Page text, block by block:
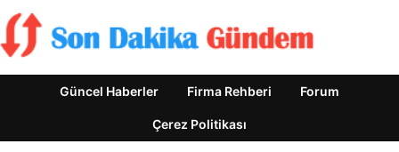
Güncel Haberler Firma Rehberi Forum
Çerez Politikası